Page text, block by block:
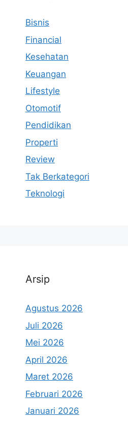
Bisnis
Financial
Kesehatan
Keuangan
Lifestyle
Otomotif
Pendidikan
Properti
Review
Tak Berkategori
Teknologi
Arsip
Agustus 2026
Juli 2026
Mei 2026
April 2026
Maret 2026
Februari 2026
Januari 2026